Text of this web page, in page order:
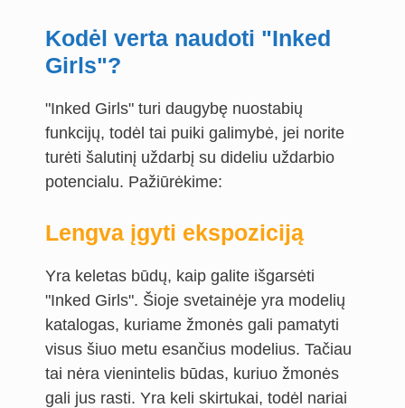
Kodėl verta naudoti "Inked
Girls"?
"Inked Girls" turi daugybę nuostabių
funkcijų, todėl tai puiki galimybė, jei norite
turėti šalutinį uždarbį su dideliu uždarbio
potencialu. Pažiūrėkime:
Lengva įgyti ekspoziciją
Yra keletas būdų, kaip galite išgarsėti
"Inked Girls". Šioje svetainėje yra modelių
katalogas, kuriame žmonės gali pamatyti
visus šiuo metu esančius modelius. Tačiau
tai nėra vienintelis būdas, kuriuo žmonės
gali jus rasti. Yra keli skirtukai, todėl nariai